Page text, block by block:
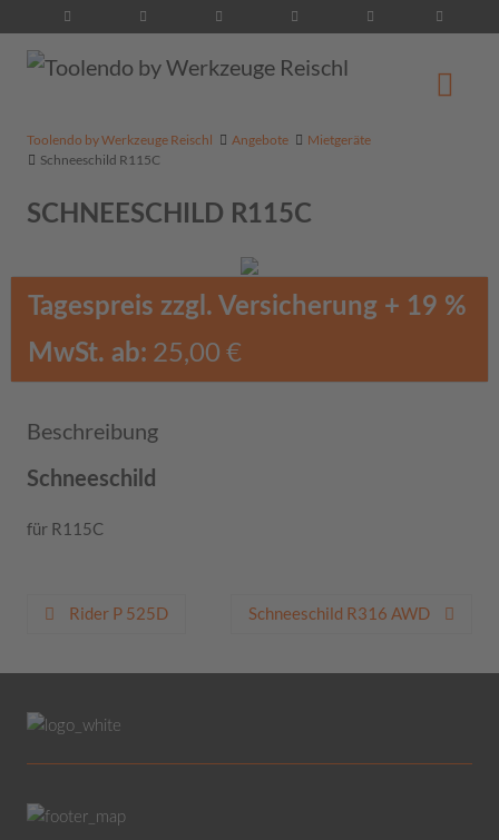
Toolendo by Werkzeuge Reischl Angebote
Mietgeräte
Schneeschild R115C
SCHNEESCHILD R115C
Tagespreis zzgl. Versicherung + 19 %
MwSt. ab: 25,00 €
Beschreibung
Schneeschild
für R115C
Beitragsnavigation
Rider P 525D Schneeschild R316 AWD